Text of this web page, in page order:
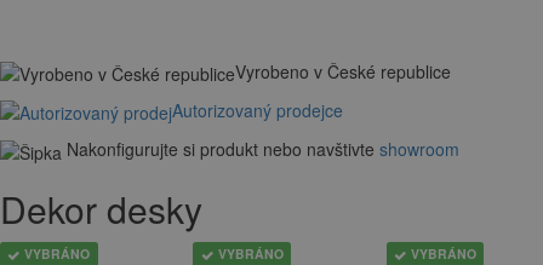
Vyrobeno v České republice
Autorizovaný prodejce
Nakonfigurujte si produkt nebo navštivte showroom
Dekor desky
VYBRÁNO VYBRÁNO VYBRÁNO